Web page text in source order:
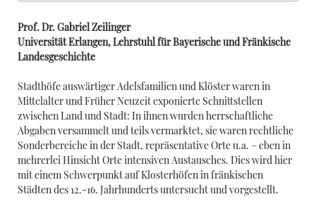
Prof. Dr. Gabriel Zeilinger
Universität Erlangen, Lehrstuhl für Bayerische und Fränkische
Landesgeschichte
Stadthöfe auswärtiger Adelsfamilien und Klöster waren in
Mittelalter und Früher Neuzeit exponierte Schnittstellen
zwischen Land und Stadt: In ihnen wurden herrschaftliche
Abgaben versammelt und teils vermarktet, sie waren rechtliche
Sonderbereiche in der Stadt, repräsentative Orte u.a. – eben in
mehrerlei Hinsicht Orte intensiven Austausches. Dies wird hier
mit einem Schwerpunkt auf Klosterhöfen in fränkischen
Städten des 12.-16. Jahrhunderts untersucht und vorgestellt.